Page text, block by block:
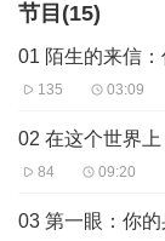
节目(15)
01 陌生的来信
135 03:09
02 在这个世界
84 09:20